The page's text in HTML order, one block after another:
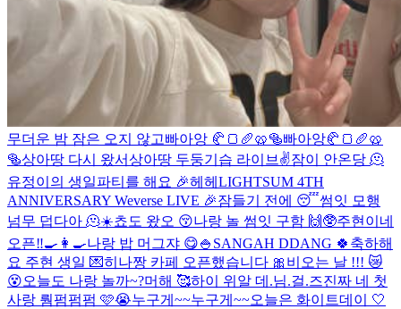
무더운 밤 잠은 오지 않고빠아앙 🥐🍞🥖🥨🥯빠아앙🥐🍞🥖🥨
🥯상아땅 다시 왔서상아땅 두둥기습 라이브✌️잠이 안온당 🫠
유정이의 생일파티를 해요 🎉헤헤 LIGHTSUM 4TH
ANNIVERSARY Weverse LIVE 🎉잠들기 전에 😴썸잇 모행
넘무 덥다아 🫠☀️쵸도 왔오 😚나랑 놀 썸잇 구함 🙌🥸주현이네
오픈‼️🍳👩‍🍳나랑 밥 머그쟈 😋🍚 SANGAH DDANG 🍀 축하해
요 주현 생일 💌히나짱 카페 오픈했습니다 🎀 비오는 날 !!! 😿
😵오늘도 나랑 놀까~?머해 🥰하이 위알 데.님.걸.즈진짜 네 첫
사랑 뤔펌펌펌 🩷😭누구게~~누구게~~오늘은 화이트데이 🤍